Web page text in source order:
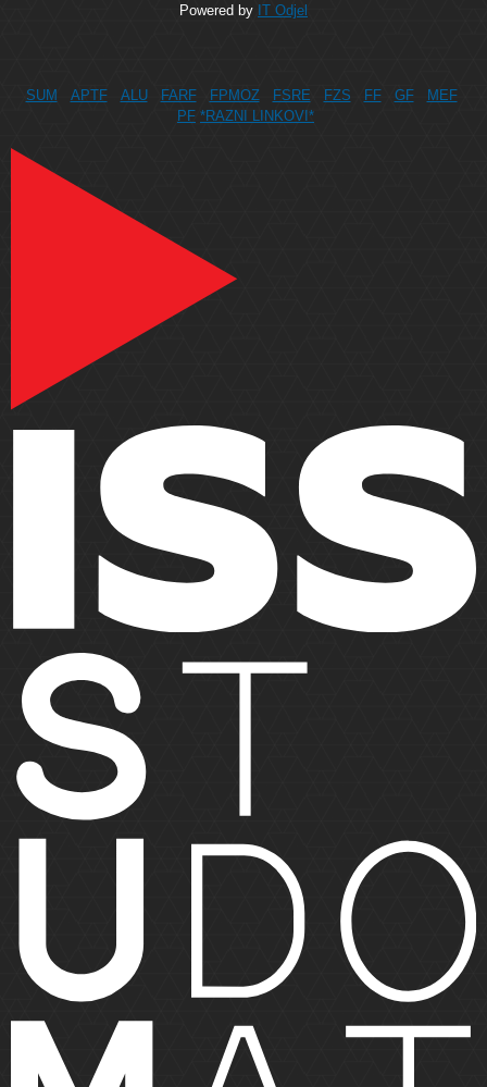
Powered by IT Odjel
SUM APTF ALU FARF FPMOZ FSRE FZS FF GF
MEF
PF *RAZNI LINKOVI*